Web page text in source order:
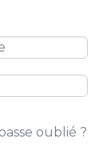
oublié ?